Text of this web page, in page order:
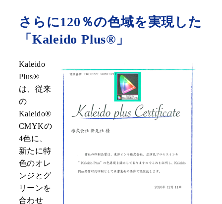
さらに120％の色域を実現した
「Kaleido Plus®」
Kaleido
Plus®
は、従来
の
Kaleido®
CMYKの
4色に、
新たに特
色のオレ
ンジとグ
リーンを
合わせ